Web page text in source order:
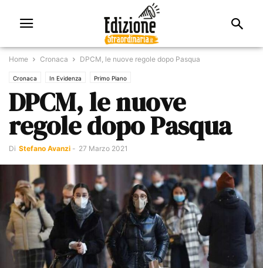
Home Cronaca DPCM, le nuove regole dopo Pasqua
Cronaca In Evidenza Primo Piano
DPCM, le nuove
regole dopo Pasqua
Di Stefano Avanzi - 27 Marzo 2021